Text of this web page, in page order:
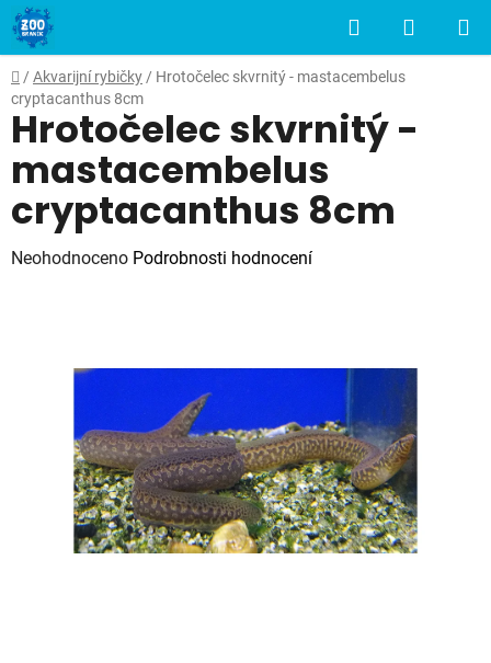
Přejít
na
obsah
Hledat
KOŠÍK
Domů
/ Akvarijní rybičky / Hrotočelec skvrnitý - mastacembelus
cryptacanthus 8cm
Hrotočelec skvrnitý -
mastacembelus
cryptacanthus 8cm
Průměrné
hvězdiček.
Neohodnoceno Podrobnosti hodnocení